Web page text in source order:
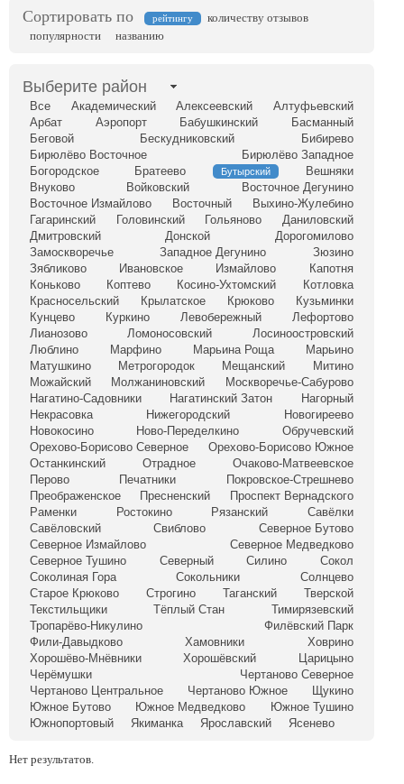
Сортировать по рейтингу
количеству отзывов
популярности
названию
Выберите район
Все Академический Алексеевский
Алтуфьевский
Арбат
Аэропорт Бабушкинский
Басманный
Беговой
Бескудниковский
Бибирево
Бирюлёво Восточное
Бирюлёво Западное
Богородское
Братеево Бутырский
Вешняки
Внуково
Войковский
Восточное Дегунино
Восточное Измайлово
Восточный
Выхино-Жулебино
Гагаринский
Головинский Гольяново
Даниловский
Дмитровский
Донской
Дорогомилово
Замоскворечье
Западное Дегунино
Зюзино
Зябликово
Ивановское Измайлово
Капотня
Коньково
Коптево Косино-Ухтомский
Котловка
Красносельский
Крылатское Крюково
Кузьминки
Кунцево
Куркино Левобережный
Лефортово
Лианозово
Ломоносовский
Лосиноостровский
Люблино
Марфино Марьина Роща
Марьино
Матушкино
Метрогородок Мещанский
Митино
Можайский
Молжаниновский
Москворечье-Сабурово
Нагатино-Садовники
Нагатинский Затон
Нагорный
Некрасовка
Нижегородский
Новогиреево
Новокосино
Ново-Переделкино
Обручевский
Орехово-Борисово Северное
Орехово-Борисово Южное
Останкинский
Отрадное
Очаково-Матвеевское
Перово
Печатники
Покровское-Стрешнево
Преображенское
Пресненский
Проспект Вернадского
Раменки
Ростокино Рязанский
Савёлки
Савёловский
Свиблово
Северное Бутово
Северное Измайлово
Северное Медведково
Северное Тушино
Северный Силино
Сокол
Соколиная Гора
Сокольники
Солнцево
Старое Крюково
Строгино Таганский
Тверской
Текстильщики
Тёплый Стан
Тимирязевский
Тропарёво-Никулино
Филёвский Парк
Фили-Давыдково
Хамовники
Ховрино
Хорошёво-Мнёвники
Хорошёвский
Царицыно
Черёмушки
Чертаново Северное
Чертаново Центральное
Чертаново Южное
Щукино
Южное Бутово
Южное Медведково
Южное Тушино
Южнопортовый
Якиманка Ярославский Ясенево
Нет результатов.